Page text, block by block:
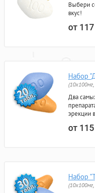
Выбери
вкус!
от
Набор
Два
эрекции
от
Набор